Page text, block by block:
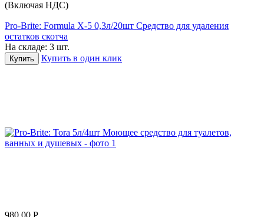
(Включая НДС)
Pro-Brite: Formula X-5 0,3л/20шт Средство для удаления
остатков скотча
На складе: 3 шт.
Купить Купить в один клик
980.00 Р